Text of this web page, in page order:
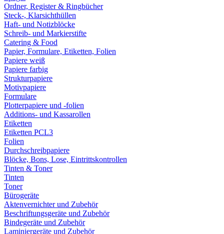
Ordner, Register & Ringbücher
Steck-, Klarsichthüllen
Haft- und Notizblöcke
Schreib- und Markierstifte
Catering & Food
Papier, Formulare, Etiketten, Folien
Papiere weiß
Papiere farbig
Strukturpapiere
Motivpapiere
Formulare
Plotterpapiere und -folien
Additions- und Kassarollen
Etiketten
Etiketten PCL3
Folien
Durchschreibpapiere
Blöcke, Bons, Lose, Eintrittskontrollen
Tinten & Toner
Tinten
Toner
Bürogeräte
Aktenvernichter und Zubehör
Beschriftungsgeräte und Zubehör
Bindegeräte und Zubehör
Laminiergeräte und Zubehör